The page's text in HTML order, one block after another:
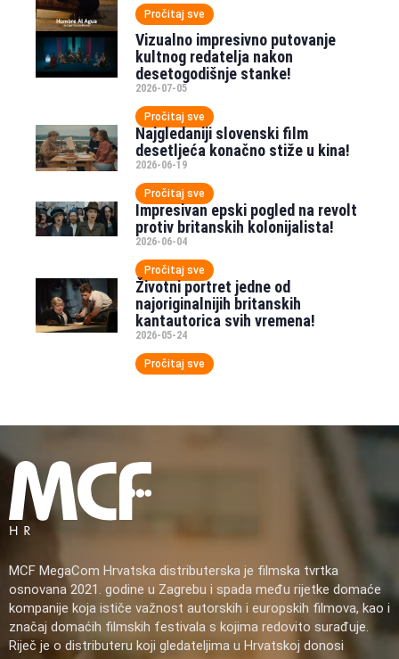
Pročitaj sve
Vizualno impresivno putovanje
kultnog redatelja nakon
desetogodišnje stanke!
2026-07-05
Pročitaj sve
Najgledaniji slovenski film
desetljeća konačno stiže u kina!
2026-06-19
Pročitaj sve
Impresivan epski pogled na revolt
protiv britanskih kolonijalista!
2026-06-04
Pročitaj sve
Životni portret jedne od
najoriginalnijih britanskih
kantautorica svih vremena!
2026-05-24
Pročitaj sve
MCF MegaCom Hrvatska distributerska je filmska tvrtka
osnovana 2021. godine u Zagrebu i spada među rijetke domaće
kompanije koja ističe važnost autorskih i europskih filmova, kao i
značaj domaćih filmskih festivala s kojima redovito surađuje.
Riječ je o distributeru koji gledateljima u Hrvatskoj donosi